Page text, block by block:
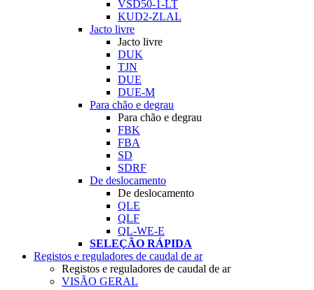
VSD50-1-LT
KUD2-ZLAL
Jacto livre
Jacto livre
DUK
TJN
DUE
DUE-M
Para chão e degrau
Para chão e degrau
FBK
FBA
SD
SDRF
De deslocamento
De deslocamento
QLE
QLF
QL-WE-E
SELEÇÃO RÁPIDA
Registos e reguladores de caudal de ar
Registos e reguladores de caudal de ar
VISÃO GERAL